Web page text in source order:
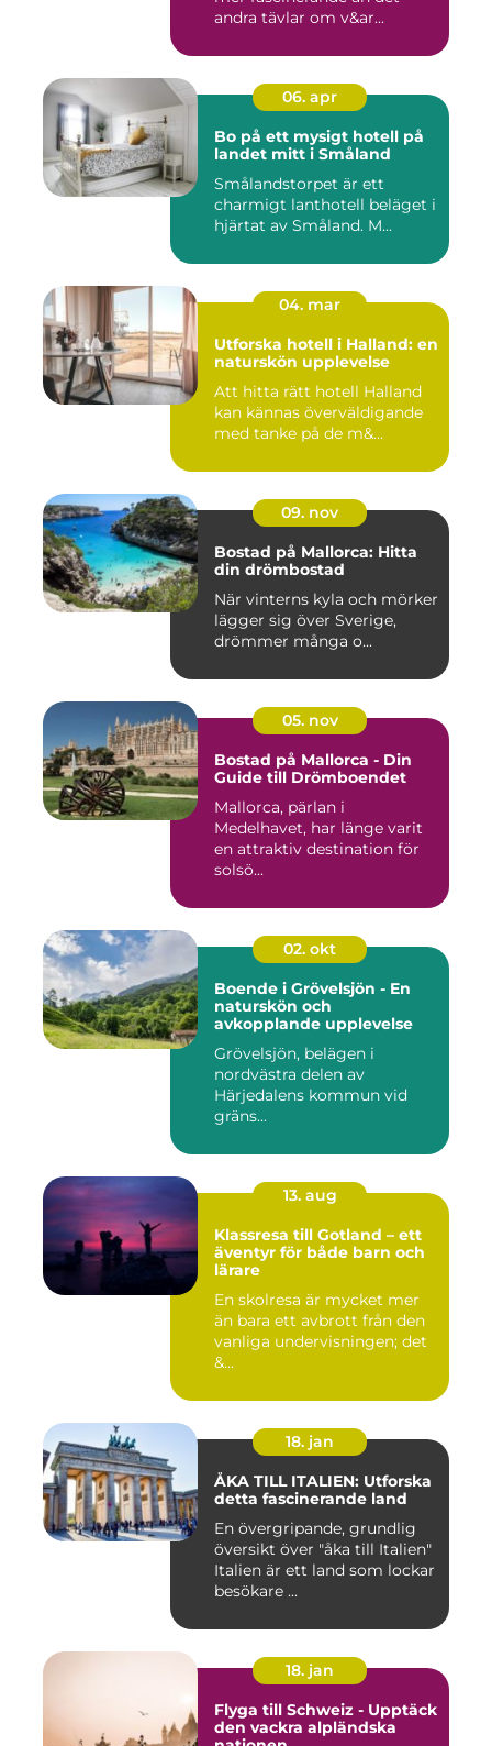
andra tävlar om v&ar...
06. apr
Bo på ett mysigt hotell på
landet mitt i Småland
Smålandstorpet är ett
charmigt lanthotell beläget i
hjärtat av Småland. M...
04. mar
Utforska hotell i Halland: en
naturskön upplevelse
Att hitta rätt hotell Halland
kan kännas överväldigande
med tanke på de m&...
09. nov
Bostad på Mallorca: Hitta
din drömbostad
När vinterns kyla och mörker
lägger sig över Sverige,
drömmer många o...
05. nov
Bostad på Mallorca - Din
Guide till Drömboendet
Mallorca, pärlan i
Medelhavet, har länge varit
en attraktiv destination för
solsö...
02. okt
Boende i Grövelsjön - En
naturskön och
avkopplande upplevelse
Grövelsjön, belägen i
nordvästra delen av
Härjedalens kommun vid
gräns...
13. aug
Klassresa till Gotland – ett
äventyr för både barn och
lärare
En skolresa är mycket mer
än bara ett avbrott från den
vanliga undervisningen; det
&...
18. jan
ÅKA TILL ITALIEN: Utforska
detta fascinerande land
En övergripande, grundlig
översikt över "åka till Italien"
Italien är ett land som lockar
besökare ...
18. jan
Flyga till Schweiz - Upptäck
den vackra alpländska